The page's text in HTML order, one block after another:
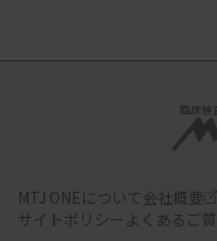
臨床検
MTJ ONEについて会社概要
サイトポリシー よくあるご